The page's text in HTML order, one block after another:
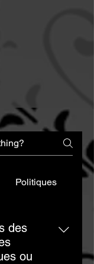
Politiques
des
ou